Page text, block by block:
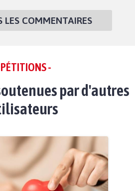
LES COMMENTAIRES
-
par d'autres